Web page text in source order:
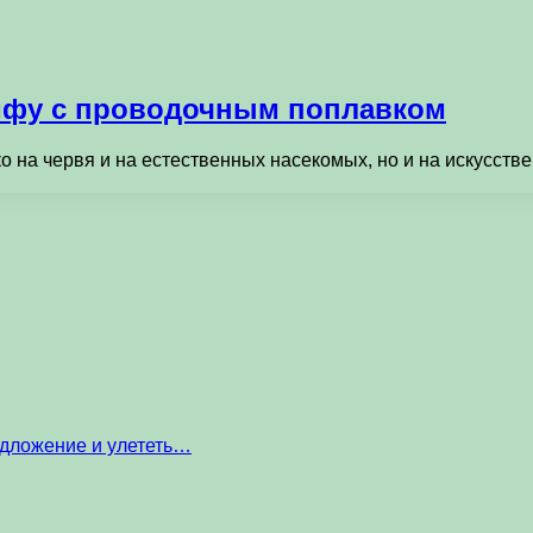
с проводочным поплавком
на червя и на естественных насекомых, но и на
и улететь…